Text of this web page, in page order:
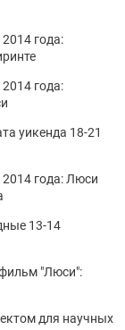
года:
года:
уикенда 18-21
2014 года: Люси
13-14
"Люси":
для научных